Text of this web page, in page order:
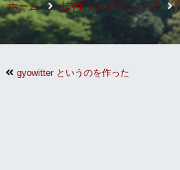
ホーム 技術/プログラミング
と認識させる
gyowitter というのを作った